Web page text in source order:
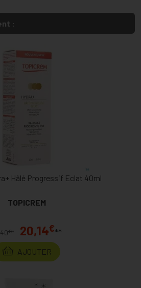
:
Hâlé Progressif Eclat 40ml
TOPICREM
€* 20,14€**
AJOUTER